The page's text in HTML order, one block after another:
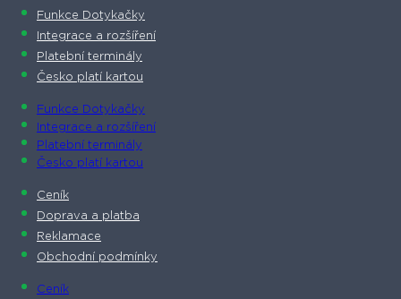
Funkce Dotykačky
Integrace a rozšíření
Platební terminály
Česko platí kartou
Funkce Dotykačky
Integrace a rozšíření
Platební terminály
Česko platí kartou
Ceník
Doprava a platba
Reklamace
Obchodní podmínky
Ceník